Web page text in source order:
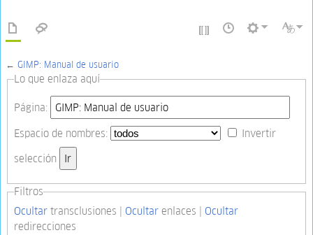
← GIMP: Manual de usuario
Lo que enlaza aquí
Página:
Espacio de nombres:
Invertir
selección
Filtros
Ocultar transclusiones | Ocultar enlaces | Ocultar
redirecciones